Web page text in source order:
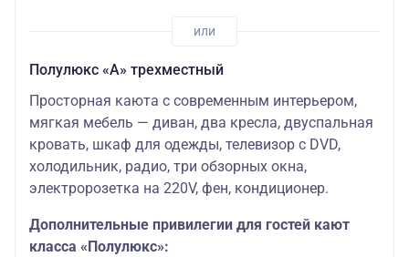
Полулюкс «А» трехместный
Просторная каюта с современным интерьером,
мягкая мебель — диван, два кресла, двуспальная
кровать, шкаф для одежды, телевизор c DVD,
холодильник, радио, три обзорных окна,
электророзетка на 220V, фен, кондиционер.
Дополнительные привилегии для гостей кают
класса «Полулюкс»: